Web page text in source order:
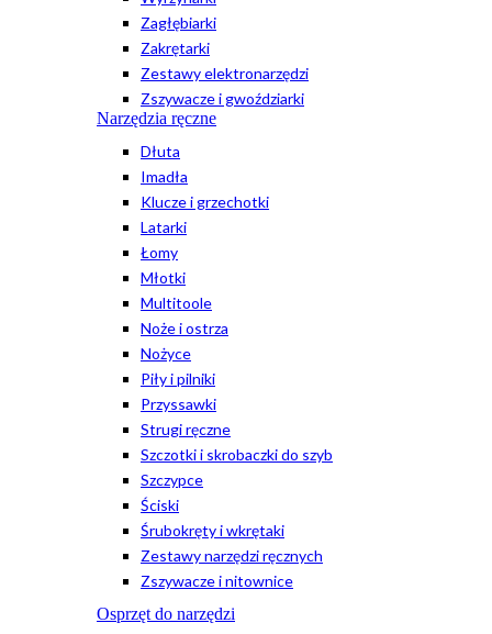
Zagłębiarki
Zakrętarki
Zestawy elektronarzędzi
Zszywacze i gwoździarki
Narzędzia ręczne
Dłuta
Imadła
Klucze i grzechotki
Latarki
Łomy
Młotki
Multitoole
Noże i ostrza
Nożyce
Piły i pilniki
Przyssawki
Strugi ręczne
Szczotki i skrobaczki do szyb
Szczypce
Ściski
Śrubokręty i wkrętaki
Zestawy narzędzi ręcznych
Zszywacze i nitownice
Osprzęt do narzędzi